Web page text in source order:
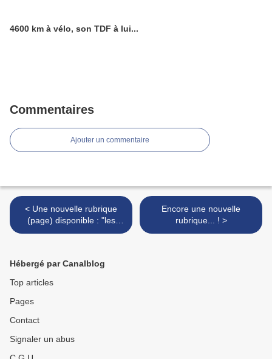
4600 km à vélo, son TDF à lui...
Commentaires
Ajouter un commentaire
< Une nouvelle rubrique
(page) disponible : "les
petites annonces"
Encore une nouvelle
rubrique... ! >
Hébergé par Canalblog
Top articles
Pages
Contact
Signaler un abus